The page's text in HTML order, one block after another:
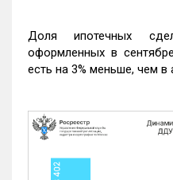
Доля ипотечных
оформленных в
есть на 3% меньше, чем в